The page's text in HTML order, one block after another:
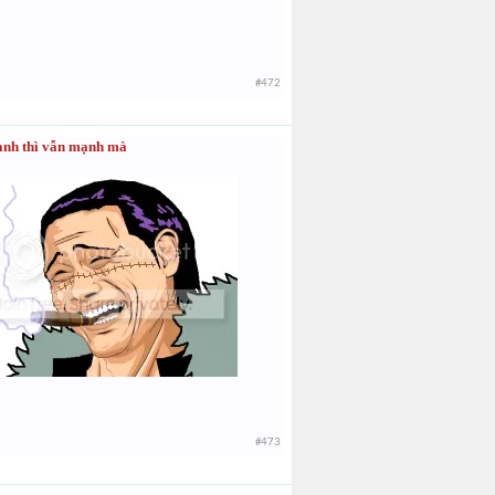
#472
thì vẫn mạnh mà
#473